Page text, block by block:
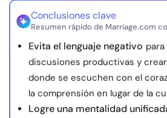
nosotros
© Copyright 2026. Todos los
Conclusiones clave
Resumen rápido de Marriage.com
Evita el lenguaje negativo
discusiones productivas y
donde se escuchen con el
la comprensión en lugar de la
Logre una mentalidad